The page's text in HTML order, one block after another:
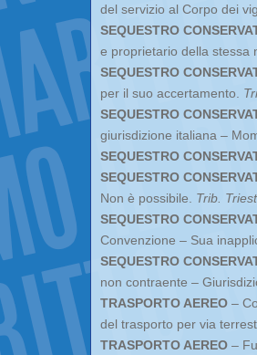
del servizio al Corpo dei
SEQUESTRO
e proprietario della stessa
SEQUESTRO
per il suo accertamento.
SEQUESTRO
giurisdizione italiana –
SEQUESTRO
SEQUESTRO
Non è possibile. Trib.
SEQUESTRO
Convenzione – Sua
SEQUESTRO
non contraente –
TRASPORTO AEREO –
del trasporto per via
TRASPORTO AEREO –